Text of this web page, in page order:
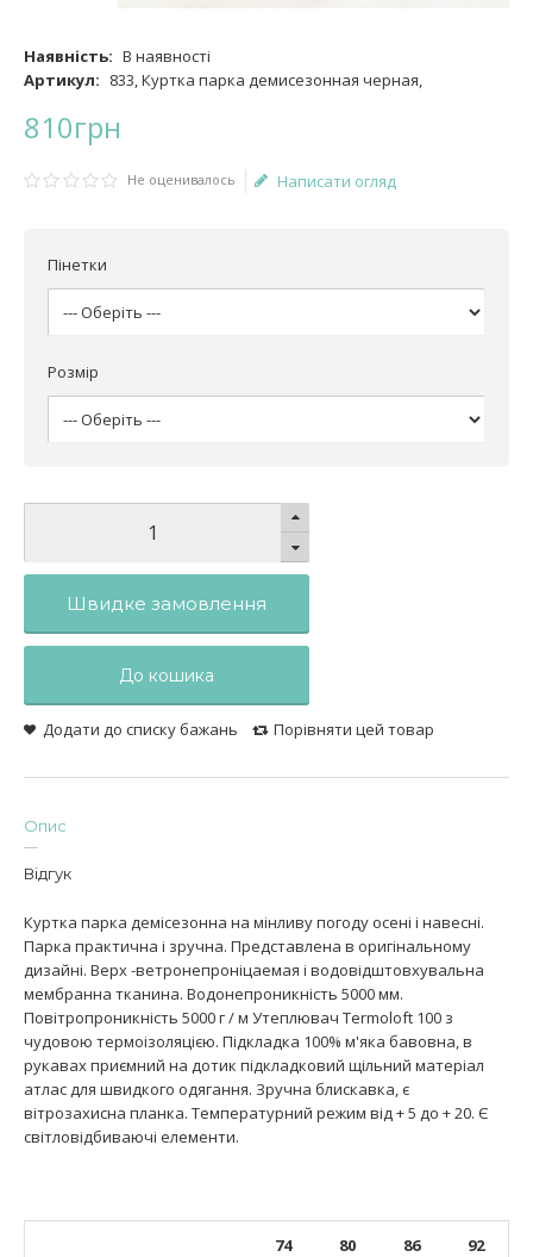
Наявність: В наявності
Артикул: 833, Куртка парка демисезонная черная,
810грн
Не оценивалось Написати огляд
Пінетки
Розмір
Швидке замовлення
До кошика
Додати до списку бажань Порівняти цей товар
Опис
Відгук
Куртка парка демісезонна на мінливу погоду осені і навесні.
Парка практична і зручна. Представлена ​​в оригінальному
дизайні. Верх -ветронепроніцаемая і водовідштовхувальна
мембранна тканина. Водонепроникність 5000 мм.
Повітропроникність 5000 г / м Утеплювач Termoloft 100 з
чудовою термоізоляцією. Підкладка 100% м'яка бавовна, в
рукавах приємний на дотик підкладковий щільний матеріал
атлас для швидкого одягання. Зручна блискавка, є
вітрозахисна планка. Температурний режим від + 5 до + 20. Є
світловідбиваючі елементи.
74 80 86 92